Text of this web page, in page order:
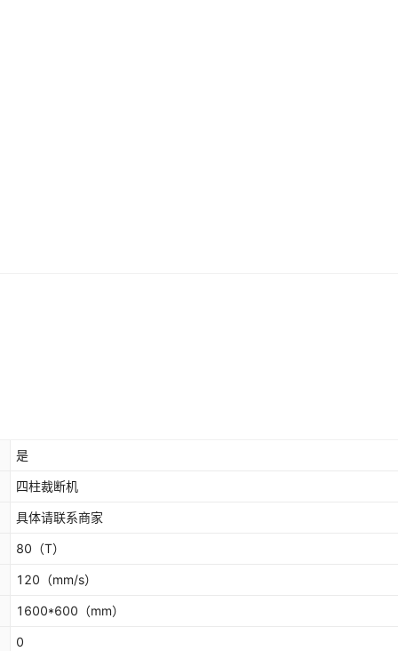
是
四柱裁断机
具体请联系商家
80 （T）
120 （mm/s）
1600*600 （mm）
0